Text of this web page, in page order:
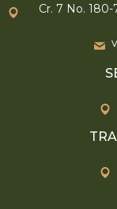
Cr. 7 No.